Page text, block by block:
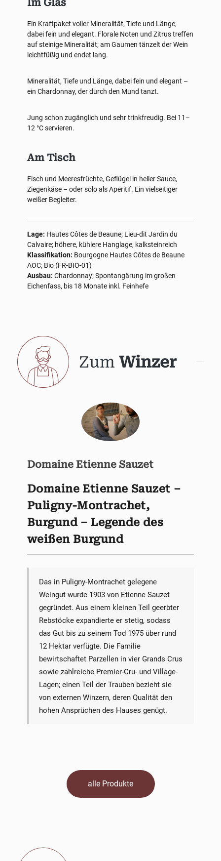
Im Glas
Ein Kraftpaket voller Mineralität, Tiefe und Länge,
dabei fein und elegant. Florale Noten und Zitrus treffen
auf steinige Mineralität; am Gaumen tänzelt der Wein
leichtfüßig und endet lang.
Mineralität, Tiefe und Länge, dabei fein und elegant –
ein Chardonnay, der durch den Mund tanzt.
Jung schon zugänglich und sehr trinkfreudig. Bei 11–
12 °C servieren.
Am Tisch
Fisch und Meeresfrüchte, Geflügel in heller Sauce,
Ziegenkäse – oder solo als Aperitif. Ein vielseitiger
weißer Begleiter.
Lage: Hautes Côtes de Beaune; Lieu-dit Jardin du
Calvaire; höhere, kühlere Hanglage, kalksteinreich
Klassifikation: Bourgogne Hautes Côtes de Beaune
AOC; Bio (FR-BIO-01)
Ausbau: Chardonnay; Spontangärung im großen
Eichenfass, bis 18 Monate inkl. Feinhefe
Zum Winzer
Domaine Etienne Sauzet
Domaine Etienne Sauzet –
Puligny-Montrachet,
Burgund – Legende des
weißen Burgund
Das in Puligny-Montrachet gelegene
Weingut wurde 1903 von Etienne Sauzet
gegründet. Aus einem kleinen Teil geerbter
Rebstöcke expandierte er stetig, sodass
das Gut bis zu seinem Tod 1975 über rund
12 Hektar verfügte. Die Familie
bewirtschaftet Parzellen in vier Grands Crus
sowie zahlreiche Premier-Cru- und Village-
Lagen; einen Teil der Trauben bezieht sie
von externen Winzern, deren Qualität den
hohen Ansprüchen des Hauses genügt.
alle Produkte